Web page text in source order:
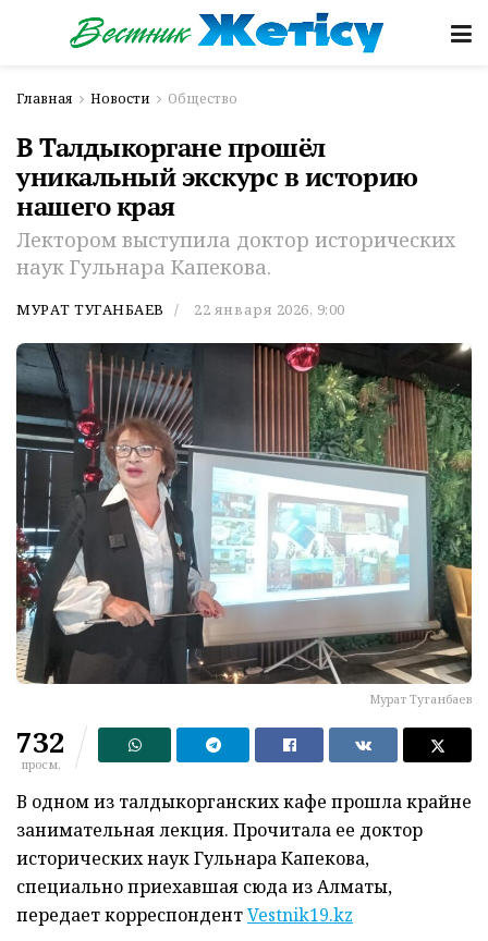
Главная Новости Общество
В Талдыкоргане прошёл
уникальный экскурс в историю
нашего края
Лектором выступила доктор исторических
наук Гульнара Капекова.
МУРАТ ТУГАНБАЕВ 22 января 2026, 9:00
Мурат Туганбаев
732
просм.
В одном из талдыкорганских кафе прошла крайне
занимательная лекция. Прочитала ее доктор
исторических наукГульнараКапекова,
специально приехавшая сюда изАлматы,
передает корреспондентVestnik19.kz